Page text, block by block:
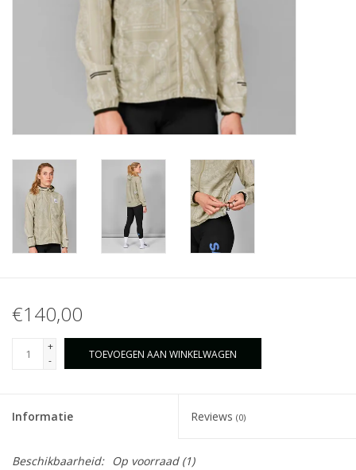
€140,00
+
-
TOEVOEGEN AAN WINKELWAGEN
Informatie Reviews (0)
Beschikbaarheid: Op voorraad(1)